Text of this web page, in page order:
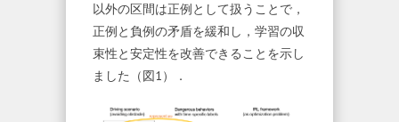
以外の区間は正例として扱うことで，
正例と負例の矛盾を緩和し，学習の収
束性と安定性を改善できることを示し
ました（図1）．